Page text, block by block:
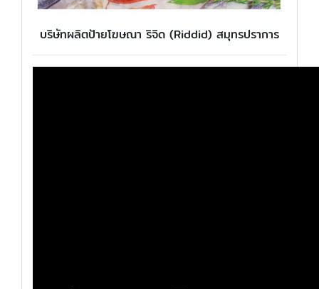
บริษัทผลิตป้ายโฆษณา ริจิด (Riddid) สมุทรปราการ